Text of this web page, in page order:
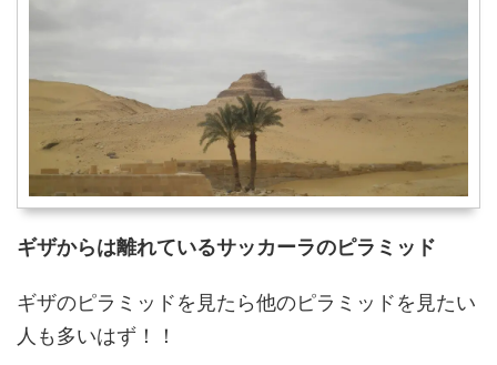
ギザからは離れているサッカーラのピラミッド
ギザのピラミッドを見たら他のピラミッドを見たい
人も多いはず！！